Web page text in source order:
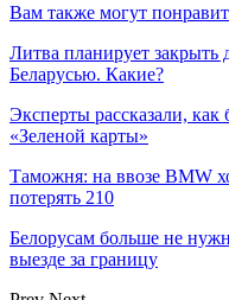
Вам также могут
Литва планирует закрыть
Беларусью. Какие?
Эксперты рассказали, как
«Зеленой карты»
Таможня: на ввозе BMW
потерять 210
Белорусам больше не
выезде за границу